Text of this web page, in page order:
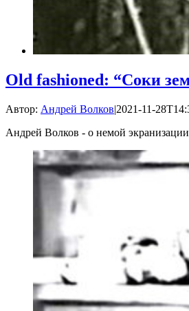
Old fashioned: “Соки
Автор: Андрей Волков|2021-11-
Андрей Волков - о немой